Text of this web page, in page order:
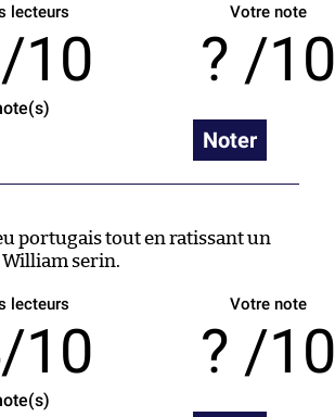
lecteurs
10
Votre note
/10
Noter
portugais tout en ratissant un
serin.
lecteurs
10
Votre note
/10